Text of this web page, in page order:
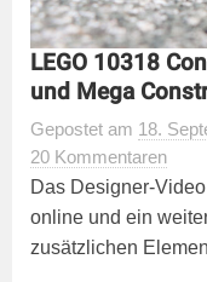
LEGO 10318
und Mega
Gepostet am 18.
20 Kommentaren
Das Designer-
online und ein
zusätzlichen